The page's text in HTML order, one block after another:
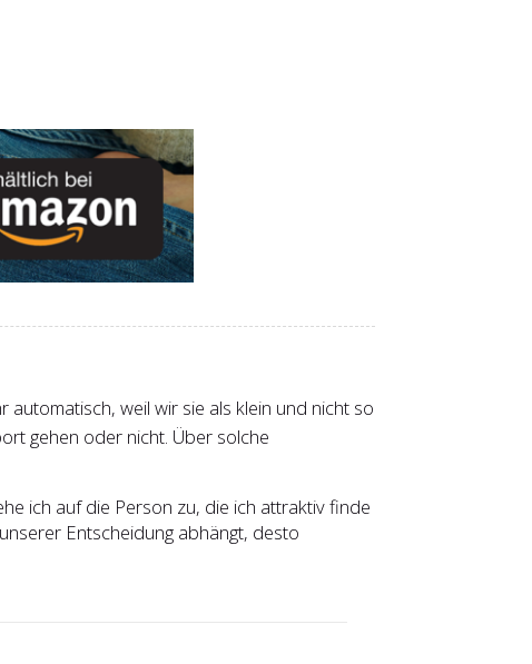
automatisch, weil wir sie als klein und nicht so
gehen oder nicht. Über solche
ich auf die Person zu, die ich attraktiv finde
Entscheidung abhängt, desto